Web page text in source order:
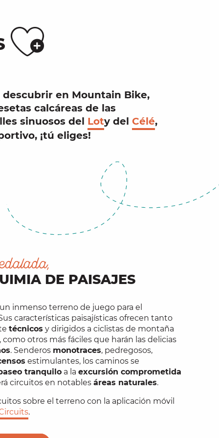
Ajouter
en Mountain Bike,
calcáreas de las
sinuosos del Loty del Célé,
¡tú eliges!
DE PAISAJES
inmenso terreno de juego para el
características paisajísticas ofrecen tanto
técnicos y dirigidos a ciclistas de montaña
otros más fáciles que harán las delicias
. Senderos monotraces, pedregosos,
estimulantes, los caminos se
tranquilo a la excursión comprometida
circuitos en notables áreas naturales.
sobre el terreno con la aplicación móvil
.